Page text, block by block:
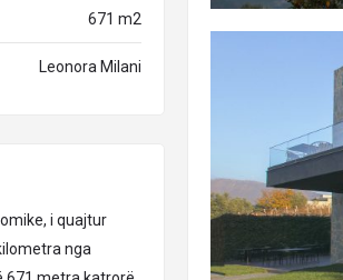
671 m2
Leonora Milani
i quajtur
nga